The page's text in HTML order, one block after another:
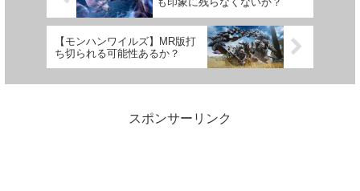
【モンハンワイルズ】MR版打
ち切られる可能性あるか？
スポンサーリンク